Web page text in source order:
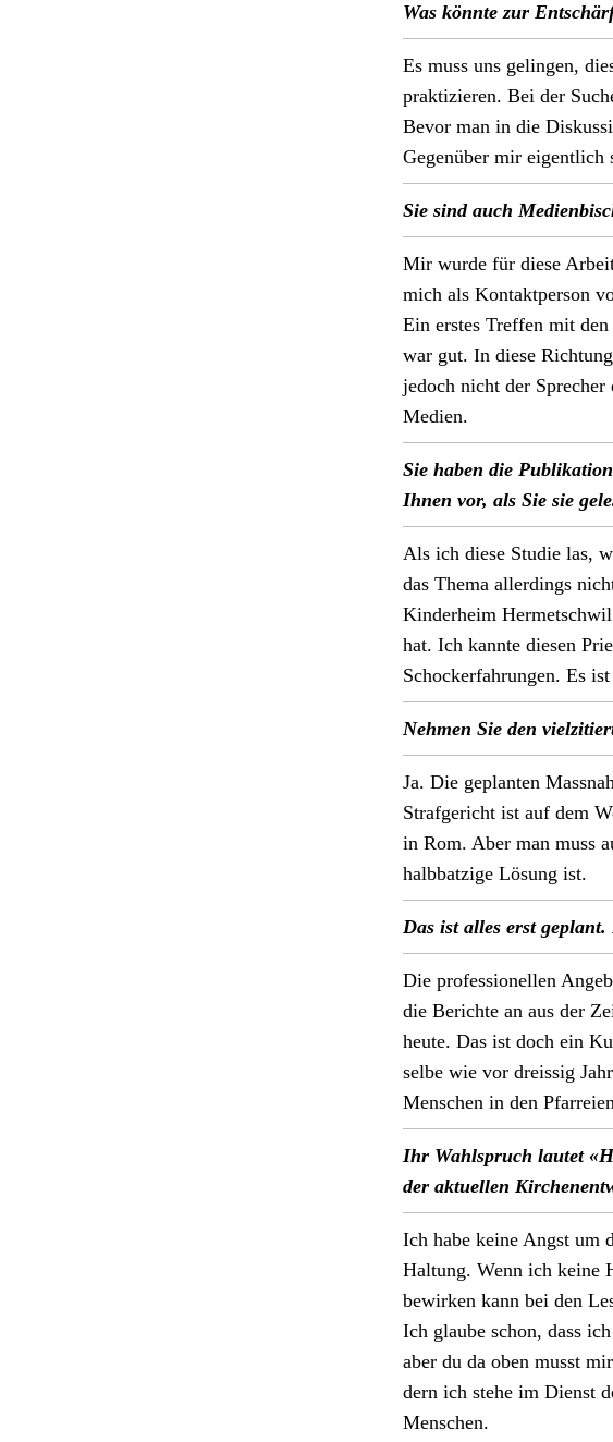
Was kön­nte zur
Es muss uns gelin­gen,
prak­tizieren. Bei der
Bevor man in die
Gegenüber mir eigentlich
Sie sind auch
Mir wurde für diese
mich als Kon­tak­t­per­son
Ein erstes Tre­f­fen mit
war gut. In diese
jedoch nicht der
Medi­en.
Sie haben die
Ihnen vor, als Sie sie
Als ich diese Studie las,
das The­ma allerd­ings
Kinder­heim
hat. Ich kan­nte diesen
Schock­er­fahrun­gen. Es
Nehmen Sie den
Ja. Die geplanten
Strafgericht ist auf dem
in Rom. Aber man muss
halb­batzige Lösung ist.
Das ist alles erst
Die pro­fes­sionellen
die Berichte an aus der
heute. Das ist doch ein
selbe wie vor dreis­sig
Men­schen in den
Ihr Wahlspruch lautet
der aktuellen
Ich habe keine Angst um
Hal­tung. Wenn ich keine
bewirken kann bei den
Ich glaube schon, dass
aber du da oben musst
dern ich ste­he im Dienst
Men­schen.